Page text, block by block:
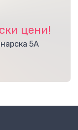
цени!
5А